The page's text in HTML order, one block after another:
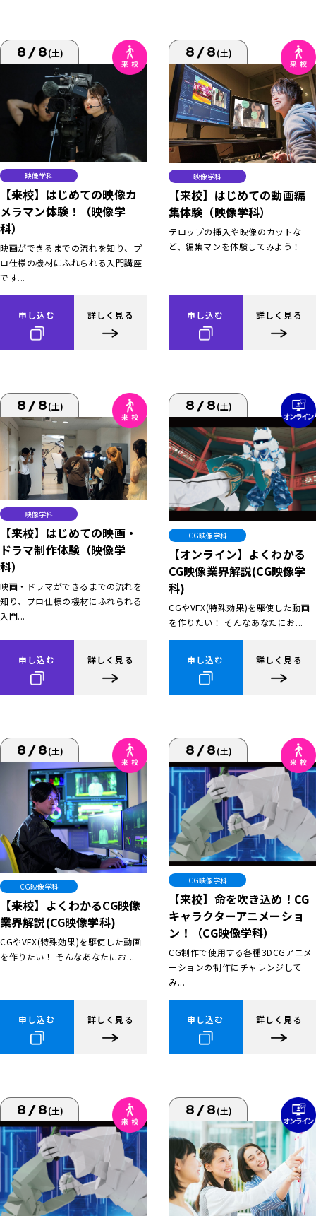
8/8(土)
映像学科
【来校】はじめての映像カ
メラマン体験！（映像学
科）
映画ができるまでの流れを知り、プ
ロ仕様の機材にふれられる入門講座
です...
申し込む 詳しく見る
8/8(土)
映像学科
【来校】はじめての動画編
集体験（映像学科）
テロップの挿入や映像のカットな
ど、編集マンを体験してみよう！
申し込む 詳しく見る
8/8(土)
映像学科
【来校】はじめての映画・
ドラマ制作体験（映像学
科）
映画・ドラマができるまでの流れを
知り、プロ仕様の機材にふれられる
入門...
申し込む 詳しく見る
8/8(土)
CG映像学科
【オンライン】よくわかる
CG映像業界解説(CG映像学
科)
CGやVFX(特殊効果)を駆使した動画
を作りたい！ そんなあなたにお...
申し込む 詳しく見る
8/8(土)
CG映像学科
【来校】よくわかるCG映像
業界解説(CG映像学科)
CGやVFX(特殊効果)を駆使した動画
を作りたい！ そんなあなたにお...
申し込む 詳しく見る
8/8(土)
CG映像学科
【来校】命を吹き込め！CG
キャラクターアニメーショ
ン！（CG映像学科）
CG制作で使用する各種3DCGアニメ
ーションの制作にチャレンジして
み...
申し込む 詳しく見る
8/8(土) 8/8(土)